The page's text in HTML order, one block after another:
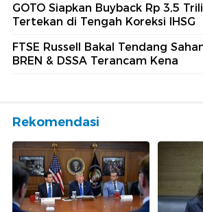
GOTO Siapkan Buyback Rp 3,5
Tertekan di Tengah Koreksi IHSG
FTSE Russell Bakal Tendang
BREN & DSSA Terancam Kena
Rekomendasi